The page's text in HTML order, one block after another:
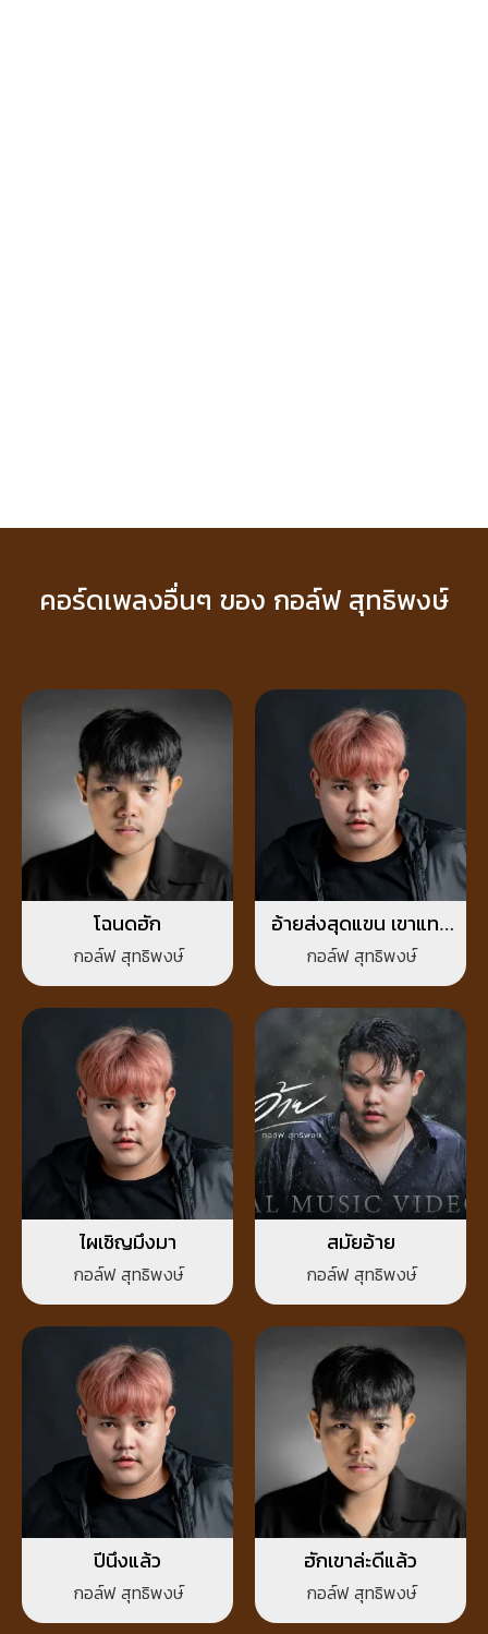
คอร์ดเพลงอื่นๆ ของ กอล์ฟ สุทธิพงษ์
โฉนดฮัก
กอล์ฟ สุทธิพงษ์
อ้ายส่งสุดแขน เขาแทง
สุดโคน
กอล์ฟ สุทธิพงษ์
ไผเชิญมึงมา
กอล์ฟ สุทธิพงษ์
สมัยอ้าย
กอล์ฟ สุทธิพงษ์
ปีนึงแล้ว
กอล์ฟ สุทธิพงษ์
ฮักเขาล่ะดีแล้ว
กอล์ฟ สุทธิพงษ์